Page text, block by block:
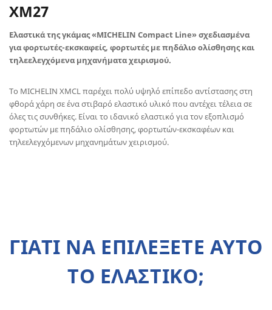
XM27
Ελαστικά της γκάμας «MICHELIN Compact Line» σχεδιασμένα
για φορτωτές-εκσκαφείς, φορτωτές με πηδάλιο ολίσθησης και
τηλεελεγχόμενα μηχανήματα χειρισμού.
Το MICHELIN XMCL παρέχει πολύ υψηλό επίπεδο αντίστασης στη
φθορά χάρη σε ένα στιβαρό ελαστικό υλικό που αντέχει τέλεια σε
όλες τις συνθήκες. Είναι το ιδανικό ελαστικό για τον εξοπλισμό
φορτωτών με πηδάλιο ολίσθησης, φορτωτών-εκσκαφέων και
τηλεελεγχόμενων μηχανημάτων χειρισμού.
ΓΙΑΤΙ ΝΑ ΕΠΙΛΕΞΕΤΕ ΑΥΤΟ
ΤΟ ΕΛΑΣΤΙΚΟ;